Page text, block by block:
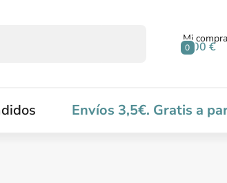
0
Mi compra
0,00 €
Envíos 3,5€. Gratis a